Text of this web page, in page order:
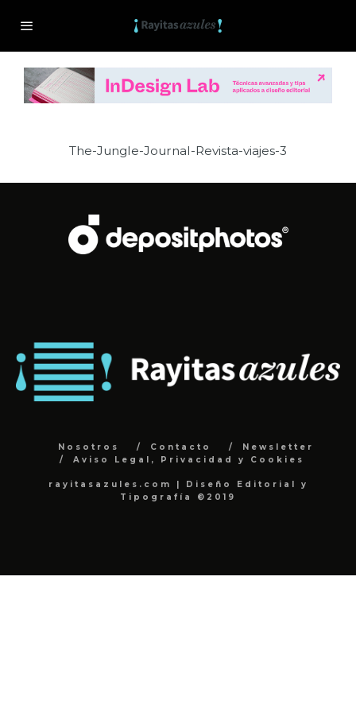
The-Jungle-Journal-Revista-viajes-3
Nosotros Contacto
Newsletter
Aviso Legal, Privacidad y Cookies
rayitasazules.com | Diseño Editorial y
Tipografía ©2019